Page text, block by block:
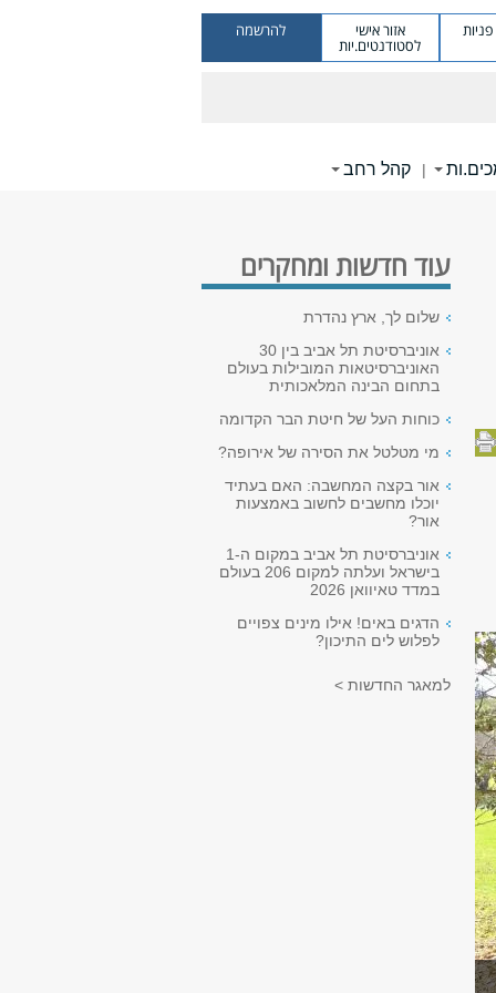
אזור אישי
לסטודנטים.יות
להרשמה
| קהל רחב
עוד חדשות ומחקרים
שלום לך, ארץ נהדרת
אוניברסיטת תל אביב בין 30
האוניברסיטאות המובילות בעולם
בתחום הבינה המלאכותית
כוחות העל של חיטת הבר הקדומה
מי מטלטל את הסירה של אירופה?
אור בקצה המחשבה: האם בעתיד
יוכלו מחשבים לחשוב באמצעות
אור?
אוניברסיטת תל אביב במקום ה-1
בישראל ועלתה למקום 206 בעולם
במדד טאיוואן 2026
הדגים באים! אילו מינים צפויים
לפלוש לים התיכון?
למאגר החדשות >